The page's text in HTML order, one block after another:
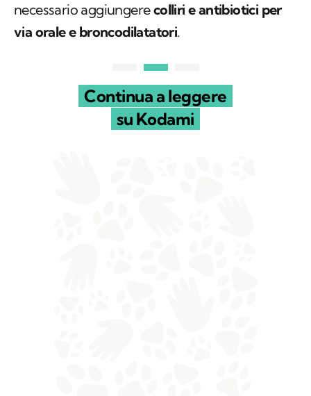
necessario aggiungerecolliri e antibiotici per
via orale e broncodilatatori.
Continua a leggere
su Kodami